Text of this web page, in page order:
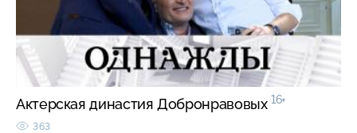
Актерская династия Добронравовых 16+
363